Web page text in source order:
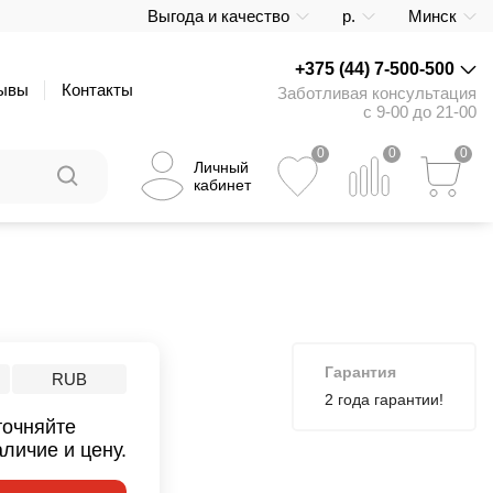
Выгода и качество р. Минск
Контакты
+375 (44) 7-500-500
Заботливая консультация
с 9-00 до 21-00
Личный
кабинет
0 0 0
RUB
и цену.
Гарантия
2 года гарантии!